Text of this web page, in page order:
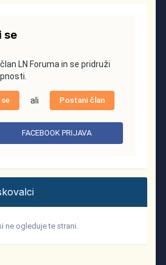
se
LN Foruma in se pridruži
se ali Postani član
FACEBOOK PRIJAVA
ne ogleduje te strani.